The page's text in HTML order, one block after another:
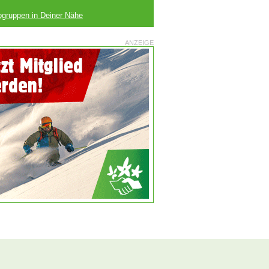
in Deiner Nähe
ANZEIGE